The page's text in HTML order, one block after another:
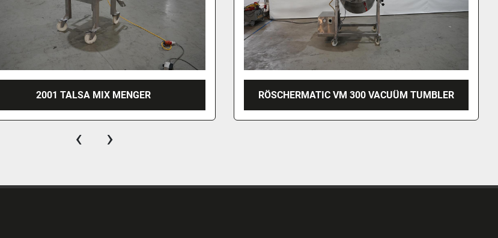
RÖSCHERMATIC VM 300 VACUÜM TUMBLER 2021 LAKIDIS PADDLEMENGER/MIXER, PL-300
‹ ›